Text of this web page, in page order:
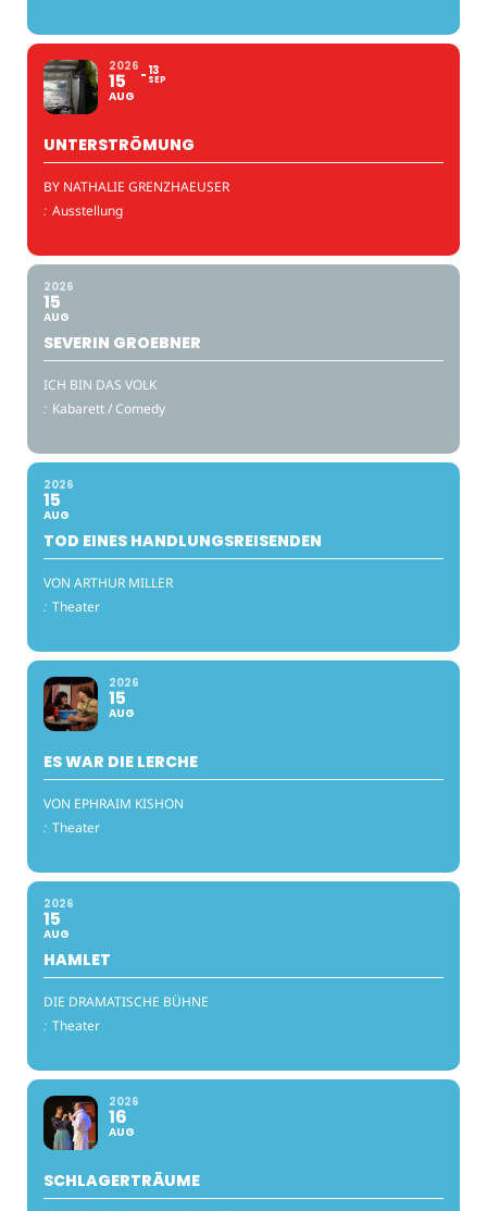
2026
15
AUG
13
SEP
UNTERSTRÖMUNG
BY NATHALIE GRENZHAEUSER
: Ausstellung
2026
15
AUG
SEVERIN GROEBNER
ICH BIN DAS VOLK
: Kabarett / Comedy
2026
15
AUG
TOD EINES HANDLUNGSREISENDEN
VON ARTHUR MILLER
: Theater
2026
15
AUG
ES WAR DIE LERCHE
VON EPHRAIM KISHON
: Theater
2026
15
AUG
HAMLET
DIE DRAMATISCHE BÜHNE
: Theater
2026
16
AUG
SCHLAGERTRÄUME